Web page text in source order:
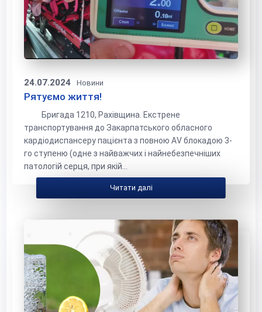
24.07.2024 Новини
Рятуємо життя!
Бригада 1210, Рахівщина. Екстрене
транспортування до Закарпатського обласного
кардіодиспансеру пацієнта з повною АV блокадою 3-
го ступеню (одне з найважчих і найнебезпечніших
патологій серця, при якій...
Читати далі